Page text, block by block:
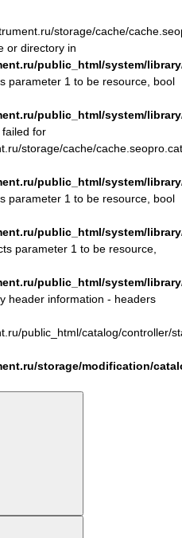
storage/cache/
or directory in
public_html/system/
parameter 1 to be resource, bool
public_html/system/
for
storage/cache/
public_html/system/
parameter 1 to be resource, bool
public_html/system/
parameter 1 to be resource,
public_html/system/
header information - headers
public_html/catalog/controller/
storage/modification/